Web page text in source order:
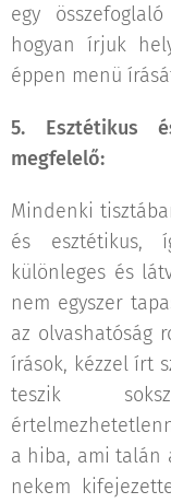
egy
hogyan írjuk
éppen menü
5. Esztétikus
megfelelő:
Mindenki
és esztétikus,
különleges és
nem egyszer
az olvashatóság
írások, kézzel írt
teszik
a hiba, ami talán
nekem